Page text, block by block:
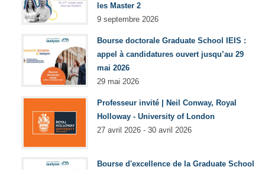
les Master 2
9 septembre 2026
Bourse doctorale Graduate School IEIS :
appel à candidatures ouvert jusqu’au 29
mai 2026
29 mai 2026
Professeur invité | Neil Conway, Royal
Holloway - University of London
27 avril 2026 - 30 avril 2026
Bourse d'excellence de la Graduate School